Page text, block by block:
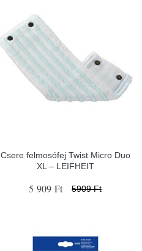
Csere felmosófej Twist Micro Duo
XL – LEIFHEIT
5 909 Ft 5909 Ft